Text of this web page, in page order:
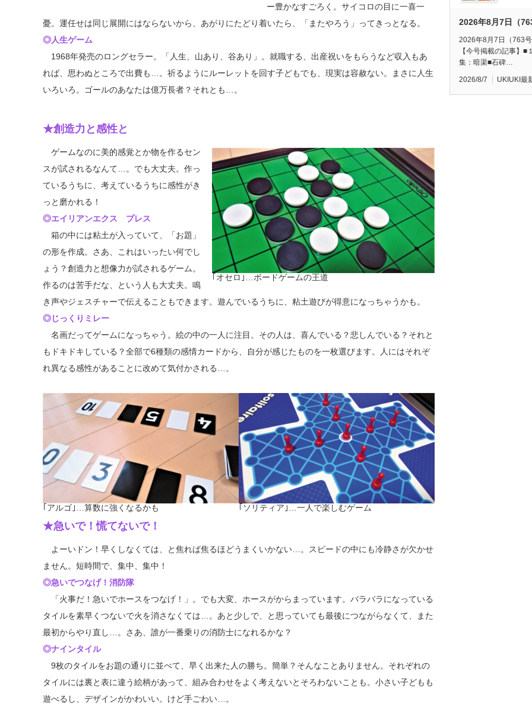
ー豊かなすごろく。サイコロの目に一喜一
憂。運任せは同じ展開にはならないから、あがりにたどり着いたら、「またやろう」ってきっとなる。
◎人生ゲーム
1968年発売のロングセラー。「人生、山あり、谷あり」。就職する、出産祝いをもらうなど収入もあ
れば、思わぬところで出費も…。祈るようにルーレットを回す子どもでも、現実は容赦ない。まさに人生
いろいろ。ゴールのあなたは億万長者？それとも…。
★創造力と感性と
｢オセロ｣…ボードゲームの王道
ゲームなのに美的感覚とか物を作るセン
スが試されるなんて…。でも大丈夫。作っ
ているうちに、考えているうちに感性がき
っと磨かれる！
◎エイリアンエクス プレス
箱の中には粘土が入っていて、「お題」
の形を作成。さあ、これはいったい何でし
ょう？創造力と想像力が試されるゲーム。
作るのは苦手だな、という人も大丈夫。鳴
き声やジェスチャーで伝えることもできます。遊んでいるうちに、粘土遊びが得意になっちゃうかも。
◎じっくりミレー
名画だってゲームになっちゃう。絵の中の一人に注目。その人は、喜んでいる？悲しんでいる？それと
もドキドキしている？全部で6種類の感情カードから、自分が感じたものを一枚選びます。人にはそれぞ
れ異なる感性があることに改めて気付かされる…。
｢アルゴ｣…算数に強くなるかも ｢ソリティア｣…一人で楽しむゲーム
★急いで！慌てないで！
よーいドン！早くしなくては、と焦れば焦るほどうまくいかない…。スピードの中にも冷静さが欠かせ
ません。短時間で、集中、集中！
◎急いでつなげ！消防隊
「火事だ！急いでホースをつなげ！」。でも大変、ホースがからまっています。バラバラになっている
タイルを素早くつないで火を消さなくては…。あと少しで、と思っていても最後につながらなくて、また
最初からやり直し…。さあ、誰が一番乗りの消防士になれるかな？
◎ナインタイル
9枚のタイルをお題の通りに並べて、早く出来た人の勝ち。簡単？そんなことありません。それぞれの
タイルには裏と表に違う絵柄があって、組み合わせをよく考えないとそろわないことも。小さい子どもも
遊べるし、デザインがかわいい。けど手ごわい…。
2026年8月7日（
2026年8月7日（763号
【今号掲載の記事】■
集：暗渠■石碑…
2026/8/7 UKIUKI最